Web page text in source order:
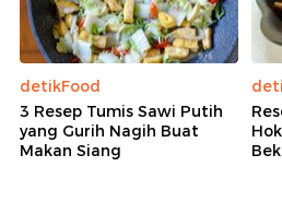
detikFood
3 Resep Tumis Sawi Putih
yang Gurih Nagih Buat
Makan Siang